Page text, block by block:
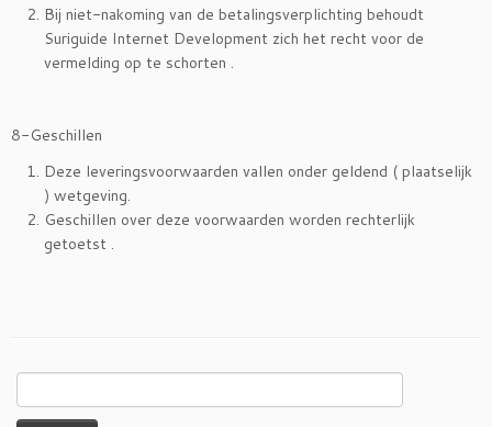
Bij niet-nakoming van de betalingsverplichting behoudt
Suriguide Internet Development zich het recht voor de
vermelding op te schorten .
8-Geschillen
Deze leveringsvoorwaarden vallen onder geldend ( plaatselijk
) wetgeving.
Geschillen over deze voorwaarden worden rechterlijk
getoetst .
naar: